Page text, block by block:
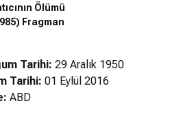
Ölümü
Fragman
Tarihi: 29 Aralık 1950
Tarihi: 01 Eylül 2016
ABD